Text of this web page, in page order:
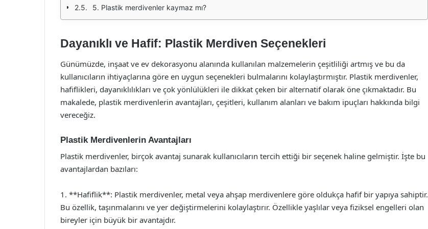
5. Plastik merdivenler kaymaz mı?
Dayanıklı ve Hafif: Plastik Merdiven Seçenekleri
Günümüzde, inşaat ve ev dekorasyonu alanında kullanılan malzemelerin çeşitliliği artmış ve bu da
kullanıcıların ihtiyaçlarına göre en uygun seçenekleri bulmalarını kolaylaştırmıştır. Plastik merdivenler,
hafiflikleri, dayanıklılıkları ve çok yönlülükleri ile dikkat çeken bir alternatif olarak öne çıkmaktadır. Bu
makalede, plastik merdivenlerin avantajları, çeşitleri, kullanım alanları ve bakım ipuçları hakkında bilgi
vereceğiz.
Plastik Merdivenlerin Avantajları
Plastik merdivenler, birçok avantaj sunarak kullanıcıların tercih ettiği bir seçenek haline gelmiştir. İşte bu
avantajlardan bazıları:
1. **Hafiflik**: Plastik merdivenler, metal veya ahşap merdivenlere göre oldukça hafif bir yapıya sahiptir.
Bu özellik, taşınmalarını ve yer değiştirmelerini kolaylaştırır. Özellikle yaşlılar veya fiziksel engelleri olan
bireyler için büyük bir avantajdır.